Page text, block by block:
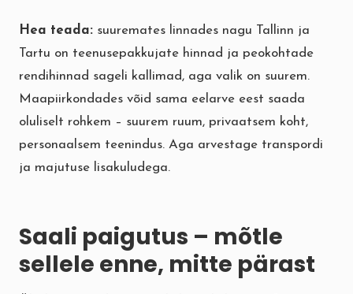
Hea teada: suuremates linnades nagu Tallinn ja
Tartu on teenusepakkujate hinnad ja peokohtade
rendihinnad sageli kallimad, aga valik on suurem.
Maapiirkondades võid sama eelarve eest saada
oluliselt rohkem – suurem ruum, privaatsem koht,
personaalsem teenindus. Aga arvestage transpordi
ja majutuse lisakuludega.
Saali paigutus – mõtle
sellele enne, mitte pärast